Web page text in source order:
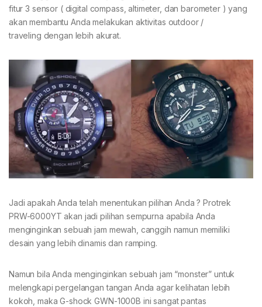
fitur 3 sensor ( digital compass, altimeter, dan barometer ) yang
akan membantu Anda melakukan aktivitas outdoor /
traveling dengan lebih akurat.
Jadi apakah Anda telah menentukan pilihan Anda ? Protrek
PRW-6000YT akan jadi pilihan sempurna apabila Anda
menginginkan sebuah jam mewah, canggih namun memiliki
desain yang lebih dinamis dan ramping.
Namun bila Anda menginginkan sebuah jam “monster” untuk
melengkapi pergelangan tangan Anda agar kelihatan lebih
kokoh, maka G-shock GWN-1000B ini sangat pantas